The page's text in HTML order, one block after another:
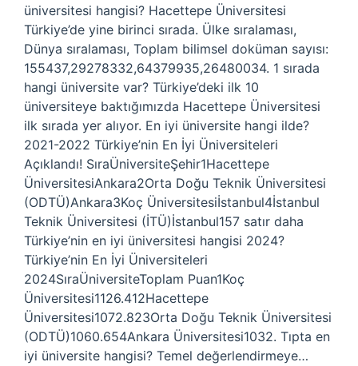
üniversitesi hangisi? Hacettepe Üniversitesi
Türkiye’de yine birinci sırada. Ülke sıralaması,
Dünya sıralaması, Toplam bilimsel doküman sayısı:
155437,29278332,64379935,26480034. 1 sırada
hangi üniversite var? Türkiye’deki ilk 10
üniversiteye baktığımızda Hacettepe Üniversitesi
ilk sırada yer alıyor. En iyi üniversite hangi ilde?
2021-2022 Türkiye’nin En İyi Üniversiteleri
Açıklandı! SıraÜniversiteŞehir1Hacettepe
ÜniversitesiAnkara2Orta Doğu Teknik Üniversitesi
(ODTÜ)Ankara3Koç Üniversitesiİstanbul4İstanbul
Teknik Üniversitesi (İTÜ)İstanbul157 satır daha
Türkiye’nin en iyi üniversitesi hangisi 2024?
Türkiye’nin En İyi Üniversiteleri
2024SıraÜniversiteToplam Puan1Koç
Üniversitesi1126.412Hacettepe
Üniversitesi1072.823Orta Doğu Teknik Üniversitesi
(ODTÜ)1060.654Ankara Üniversitesi1032. Tıpta en
iyi üniversite hangisi? Temel değerlendirmeye…